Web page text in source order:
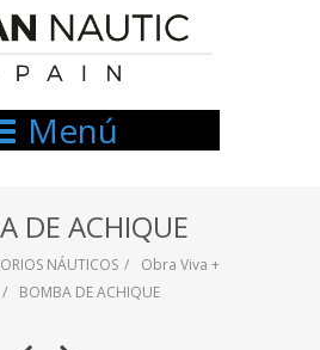
Menú
DE ACHIQUE
NÁUTICOS
Obra Viva +
BOMBA DE ACHIQUE